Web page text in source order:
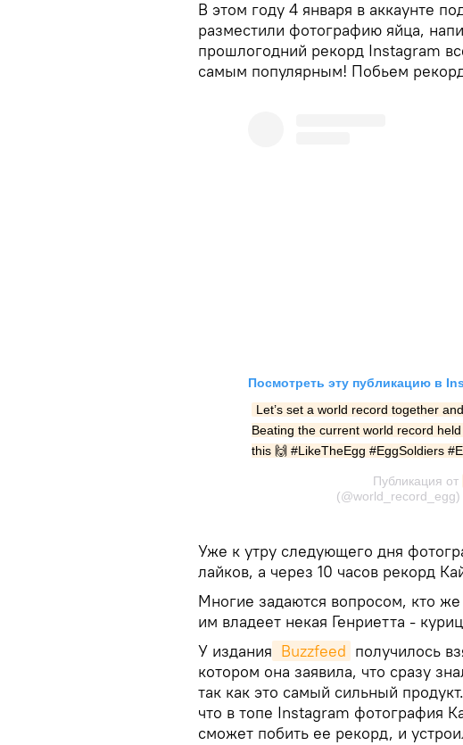
В этом году 4 января в аккаунте
разместили фотографию яйца,
прошлогодний рекорд Instagram
самым популярным! Побьем
Посмотреть эту публикацию в
Let’s set a world record together
Beating the current world record
this 🙌 #LikeTheEgg #EggSoldiers
Публикация от
(@world_record_egg)
Уже к утру следующего дня
лайков, а через 10 часов рекорд
Многие задаются вопросом, кто же
им владеет некая Генриетта -
У издания Buzzfeed получилось
котором она заявила, что сразу
так как это самый сильный
что в топе Instagram фотография
сможет побить ее рекорд, и